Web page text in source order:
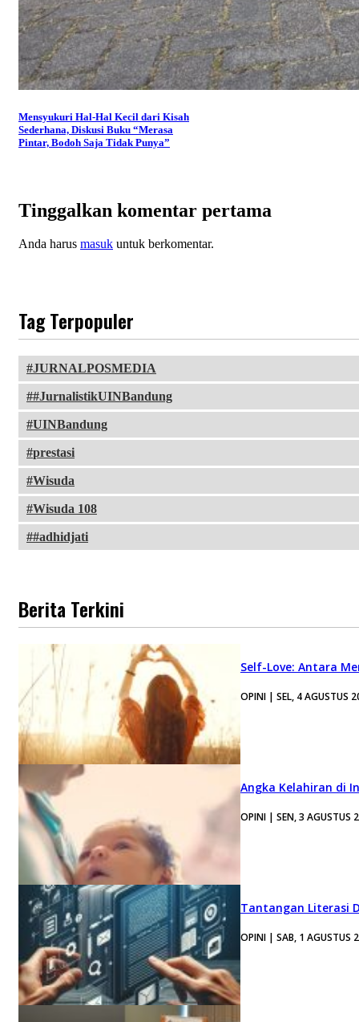
Mensyukuri Hal-Hal Kecil dari Kisah
Sederhana, Diskusi Buku “Merasa
Pintar, Bodoh Saja Tidak Punya”
Tinggalkan komentar pertama
Anda harus masuk untuk berkomentar.
Tag Terpopuler
JURNALPOSMEDIA
#JurnalistikUINBandung
UINBandung
prestasi
Wisuda
Wisuda 108
#adhidjati
Berita Terkini
Self-Love: Antara
OPINI | SEL, 4 AGUSTUS
Angka Kelahiran di
OPINI | SEN, 3 AGUSTUS
Tantangan Literasi
OPINI | SAB, 1 AGUSTUS